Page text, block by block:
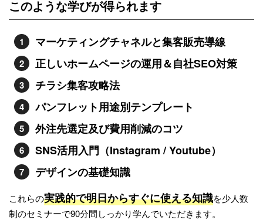
このような学びが得られます
マーケティングチャネルと集客販売導線
正しいホームページの運用＆自社SEO対策
チラシ集客攻略法
パンフレット用途別テンプレート
外注先選定及び費用削減のコツ
SNS活用入門（Instagram / Youtube）
デザインの基礎知識
これらの実践的で明日からすぐに使える知識を少人数
制のセミナーで90分間しっかり学んでいただきます。